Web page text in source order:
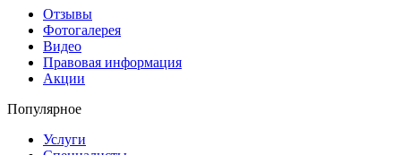
Отзывы
Фотогалерея
Видео
Правовая информация
Акции
Популярное
Услуги